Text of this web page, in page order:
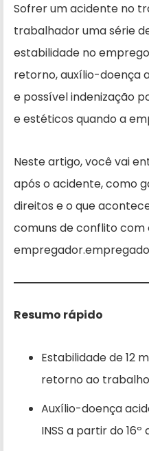
Sofrer um acidente no
trabalhador uma série
estabilidade no
retorno, auxílio-doença
e possível indenização
e estéticos quando a
Neste artigo, você vai
após o acidente, como
direitos e o que
comuns de conflito com
Resumo rápido
Estabilidade de 12
retorno ao trabalho
Auxílio-doença
INSS a partir do